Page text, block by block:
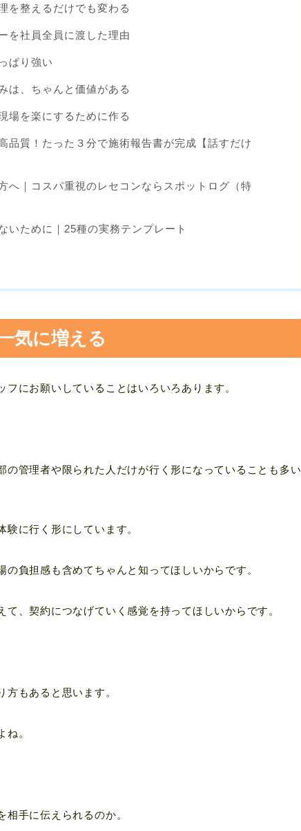
を整えるだけでも変わる
を社員全員に渡した理由
ぱり強い
は、ちゃんと価値がある
場を楽にするために作る
品質！たった３分で施術報告書が完成【話すだけ
へ｜コスパ重視のレセコンならスポットログ（特
いために｜25種の実務テンプレート
気に増える
にお願いしていることはいろいろあります。
の管理者や限られた人だけが行く形になっていることも多い
に行く形にしています。
負担感も含めてちゃんと知ってほしいからです。
、契約につなげていく感覚を持ってほしいからです。
もあると思います。
ね。
手に伝えられるのか。